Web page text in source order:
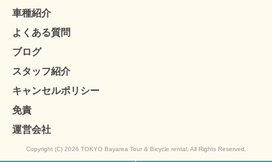
車種紹介
よくある質問
ブログ
スタッフ紹介
キャンセルポリシー
免責
運営会社
Copyright (C) 2026 TOKYO Bayarea Tour & Bicycle rental, All Rights Reserved.